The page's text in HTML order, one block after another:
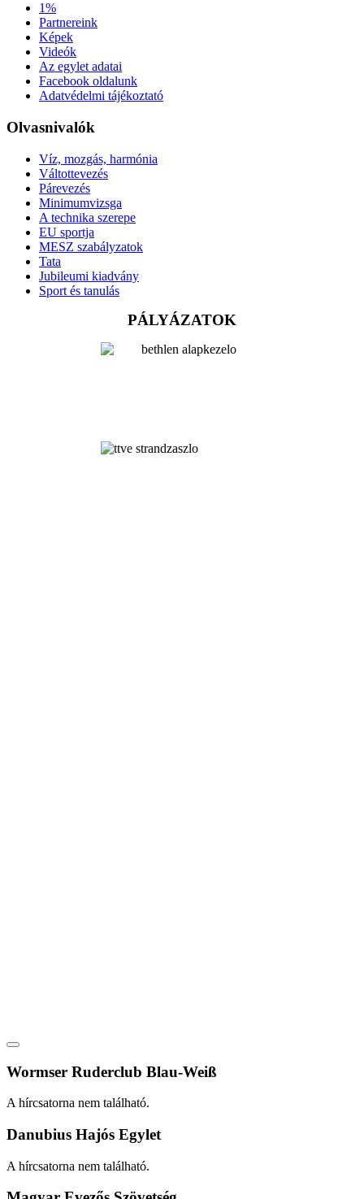
1%
Partnereink
Képek
Videók
Az egylet adatai
Facebook oldalunk
Adatvédelmi tájékoztató
Olvasnivalók
Víz, mozgás, harmónia
Váltottevezés
Párevezés
Minimumvizsga
A technika szerepe
EU sportja
MESZ szabályzatok
Tata
Jubileumi kiadvány
Sport és tanulás
PÁLYÁZATOK
Wormser Ruderclub Blau-Weiß
A hírcsatorna nem található.
Danubius Hajós Egylet
A hírcsatorna nem található.